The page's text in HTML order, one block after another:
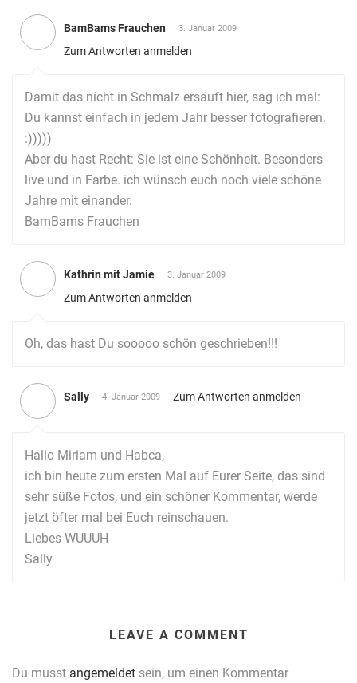
BamBams Frauchen 3. Januar 2009
Zum Antworten anmelden
Damit das nicht in Schmalz ersäuft hier, sag ich mal:
Du kannst einfach in jedem Jahr besser fotografieren.
:)))))
Aber du hast Recht: Sie ist eine Schönheit. Besonders
live und in Farbe. ich wünsch euch noch viele schöne
Jahre mit einander.
BamBams Frauchen
Kathrin mit Jamie 3. Januar 2009
Zum Antworten anmelden
Oh, das hast Du sooooo schön geschrieben!!!
Sally 4. Januar 2009 Zum Antworten anmelden
Hallo Miriam und Habca,
ich bin heute zum ersten Mal auf Eurer Seite, das sind
sehr süße Fotos, und ein schöner Kommentar, werde
jetzt öfter mal bei Euch reinschauen.
Liebes WUUUH
Sally
LEAVE A COMMENT
Du musst angemeldet sein, um einen Kommentar